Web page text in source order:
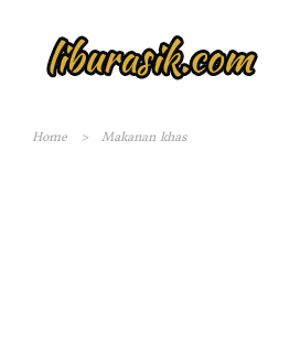
Home > Makanan khas